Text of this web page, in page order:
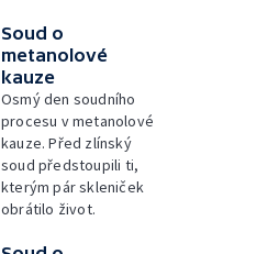
Soud o
metanolové
kauze
Osmý den soudního
procesu v metanolové
kauze. Před zlínský
soud předstoupili ti,
kterým pár skleniček
obrátilo život.